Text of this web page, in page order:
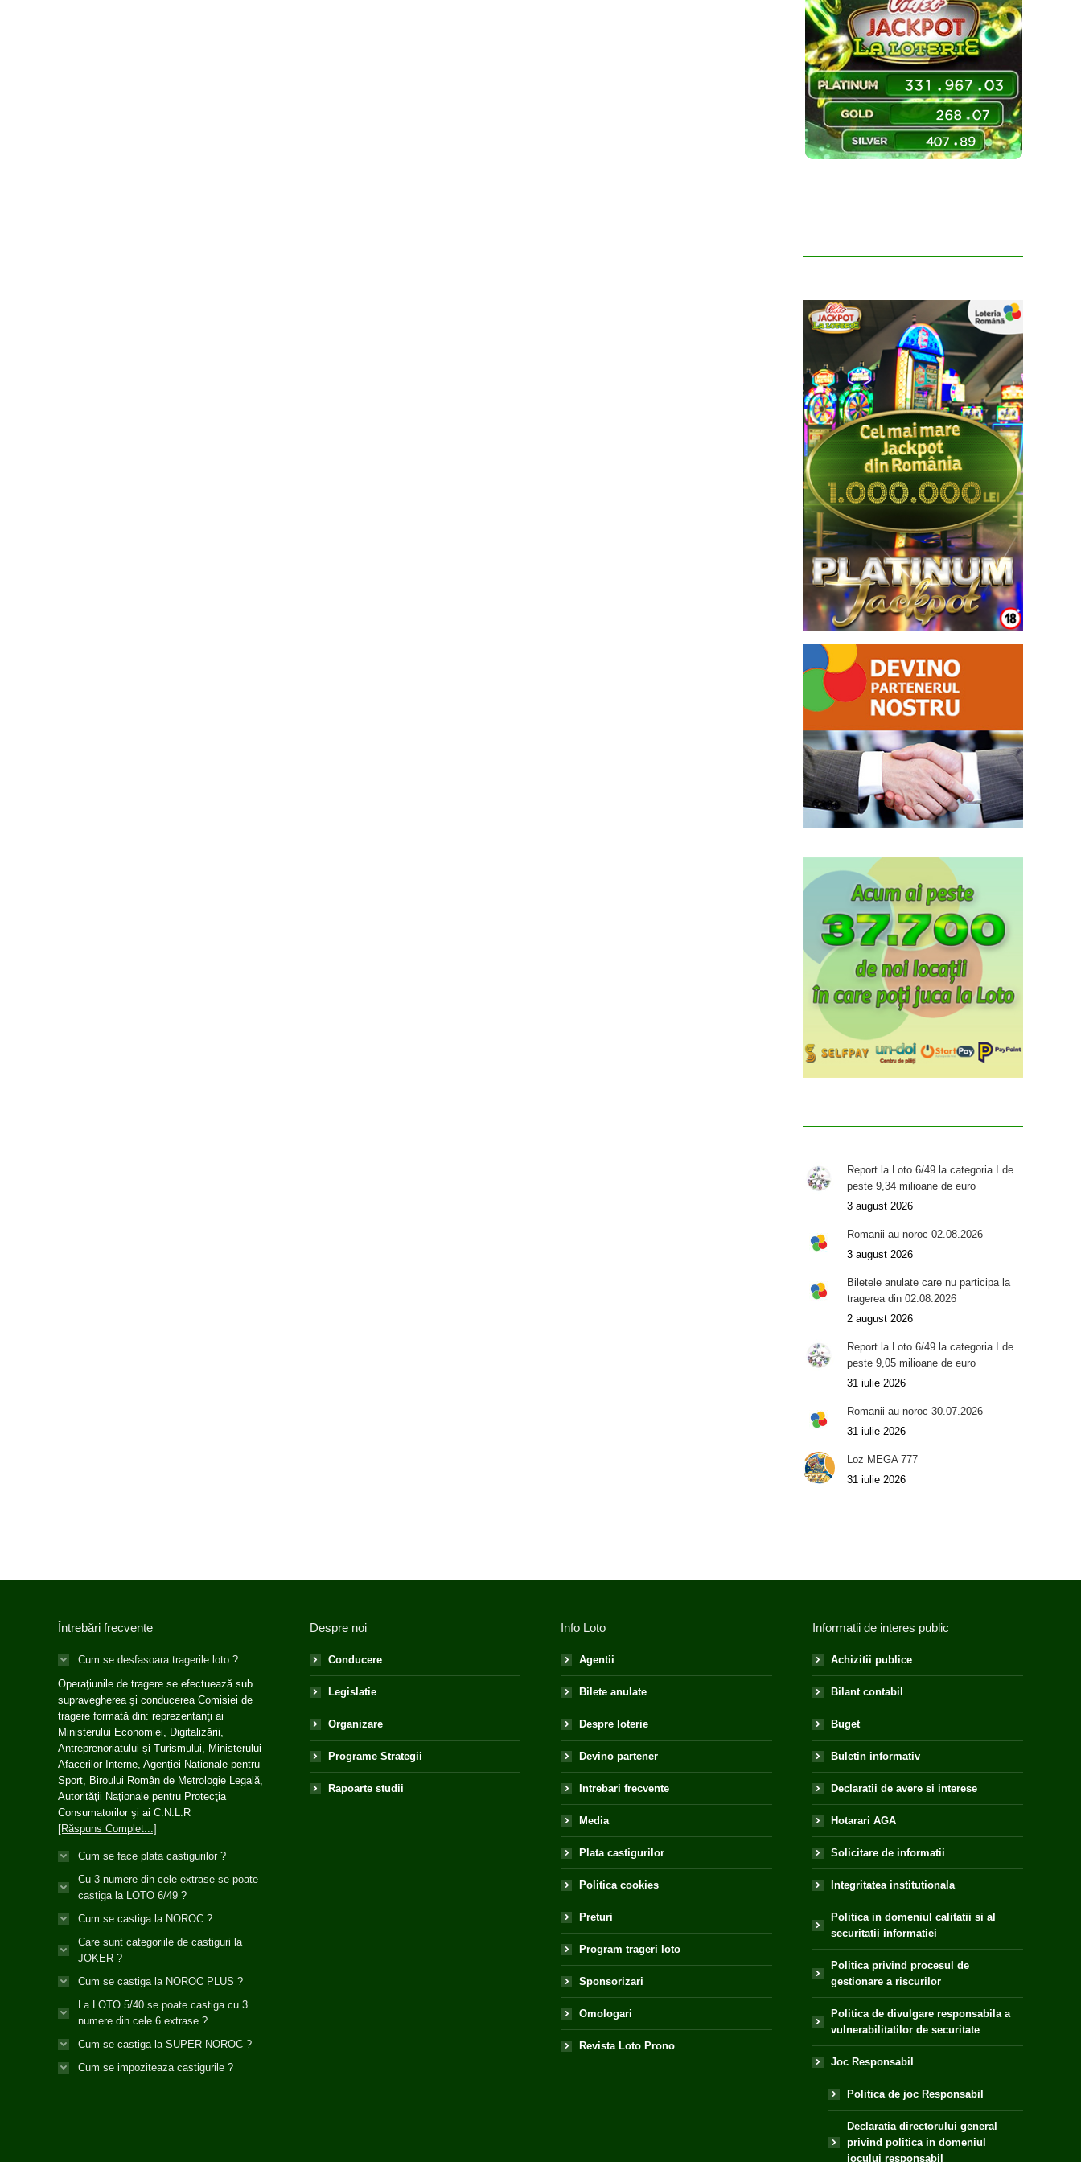
Report la Loto 6/49 la categoria I de
peste 9,34 milioane de euro
3 august 2026
Romanii au noroc 02.08.2026
3 august 2026
Biletele anulate care nu participa la
tragerea din 02.08.2026
2 august 2026
Report la Loto 6/49 la categoria I de
peste 9,05 milioane de euro
31 iulie 2026
Romanii au noroc 30.07.2026
31 iulie 2026
Loz MEGA 777
31 iulie 2026
Întrebări frecvente
Cum se desfasoara tragerile loto ?
Operaţiunile de tragere se efectuează sub
supravegherea şi conducerea Comisiei de
tragere formată din: reprezentanţi ai
Ministerului Economiei, Digitalizării,
Antreprenoriatului și Turismului, Ministerului
Afacerilor Interne, Agenției Naționale pentru
Sport, Biroului Român de Metrologie Legală,
Autorităţii Naţionale pentru Protecţia
Consumatorilor şi ai C.N.L.R
[Răspuns Complet...]
Cum se face plata castigurilor ?
Cu 3 numere din cele extrase se poate
castiga la LOTO 6/49 ?
Cum se castiga la NOROC ?
Care sunt categoriile de castiguri la
JOKER ?
Cum se castiga la NOROC PLUS ?
La LOTO 5/40 se poate castiga cu 3
numere din cele 6 extrase ?
Cum se castiga la SUPER NOROC ?
Cum se impoziteaza castigurile ?
Despre noi
Conducere
Legislatie
Organizare
Programe Strategii
Rapoarte studii
Info Loto
Agentii
Bilete anulate
Despre loterie
Devino partener
Intrebari frecvente
Media
Plata castigurilor
Politica cookies
Preturi
Program trageri loto
Sponsorizari
Omologari
Revista Loto Prono
Informatii de interes public
Achizitii publice
Bilant contabil
Buget
Buletin informativ
Declaratii de avere si interese
Hotarari AGA
Solicitare de informatii
Integritatea institutionala
Politica in domeniul calitatii si al
securitatii informatiei
Politica privind procesul de
gestionare a riscurilor
Politica de divulgare responsabila a
vulnerabilitatilor de securitate
Joc Responsabil
Politica de joc Responsabil
Declaratia directorului general
privind politica in domeniul
jocului responsabil